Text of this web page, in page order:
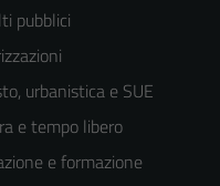
pubblici
urbanistica e SUE
e tempo libero
e formazione